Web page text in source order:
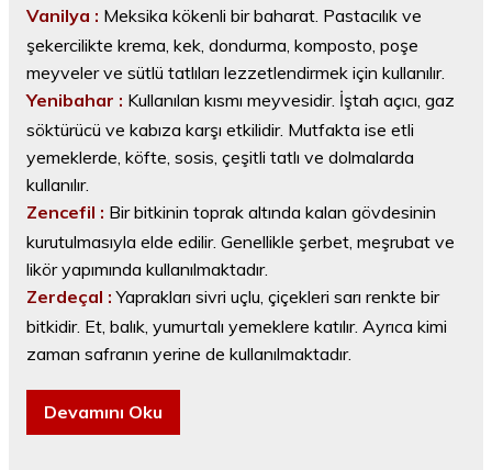
Vanilya : Meksika kökenli bir baharat. Pastacılık ve
şekercilikte krema, kek, dondurma, komposto, poşe
meyveler ve sütlü tatlıları lezzetlendirmek için kullanılır.
Yenibahar : Kullanılan kısmı meyvesidir. İştah açıcı, gaz
söktürücü ve kabıza karşı etkilidir. Mutfakta ise etli
yemeklerde, köfte, sosis, çeşitli tatlı ve dolmalarda
kullanılır.
Zencefil : Bir bitkinin toprak altında kalan gövdesinin
kurutulmasıyla elde edilir. Genellikle şerbet, meşrubat ve
likör yapımında kullanılmaktadır.
Zerdeçal : Yaprakları sivri uçlu, çiçekleri sarı renkte bir
bitkidir. Et, balık, yumurtalı yemeklere katılır. Ayrıca kimi
zaman safranın yerine de kullanılmaktadır.
Devamını Oku